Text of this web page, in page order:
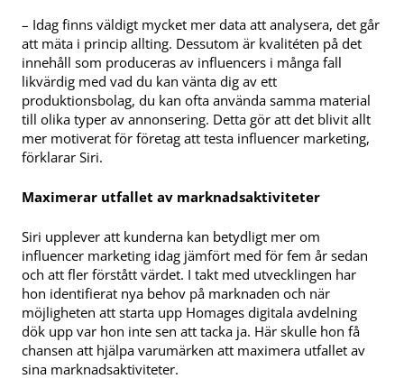
– Idag finns väldigt mycket mer data att analysera, det går
att mäta i princip allting. Dessutom är kvalitéten på det
innehåll som produceras av influencers i många fall
likvärdig med vad du kan vänta dig av ett
produktionsbolag, du kan ofta använda samma material
till olika typer av annonsering. Detta gör att det blivit allt
mer motiverat för företag att testa influencer marketing,
förklarar Siri.
Maximerar utfallet av marknadsaktiviteter
Siri upplever att kunderna kan betydligt mer om
influencer marketing idag jämfört med för fem år sedan
och att fler förstått värdet. I takt med utvecklingen har
hon identifierat nya behov på marknaden och när
möjligheten att starta upp Homages digitala avdelning
dök upp var hon inte sen att tacka ja. Här skulle hon få
chansen att hjälpa varumärken att maximera utfallet av
sina marknadsaktiviteter.